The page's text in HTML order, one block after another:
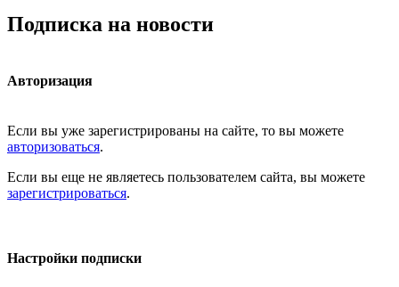
Подписка на новости
Авторизация
Если вы уже зарегистрированы на сайте, то вы можете
авторизоваться.
Если вы еще не являетесь пользователем сайта, вы можете
зарегистрироваться.
Настройки подписки